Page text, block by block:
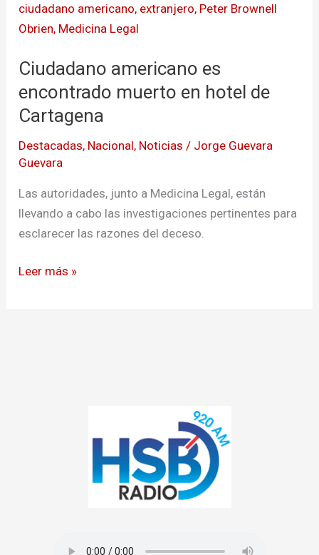
Ciudadano americano es
encontrado muerto en hotel de
Cartagena
Destacadas, Nacional, Noticias / Jorge Guevara
Guevara
Las autoridades, junto a Medicina Legal, están
llevando a cabo las investigaciones pertinentes para
esclarecer las razones del deceso.
americano
es
muerto
en
hotel
Cartagena
Leer más »